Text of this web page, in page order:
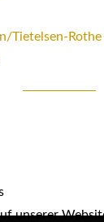
unserer